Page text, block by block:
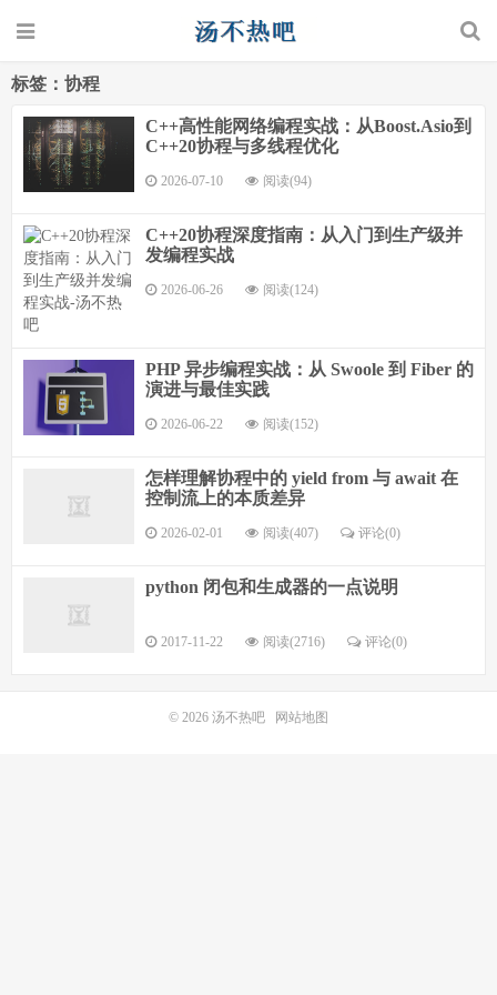
标签：协程
C++高性能网络编程实战：从Boost.Asio到
C++20协程与多线程优化
2026-07-10 阅读(94)
C++20协程深度指南：从入门到生产级并
发编程实战
2026-06-26 阅读(124)
PHP 异步编程实战：从 Swoole 到 Fiber 的
演进与最佳实践
2026-06-22 阅读(152)
怎样理解协程中的 yield from 与 await 在
控制流上的本质差异
2026-02-01 阅读(407) 评论(0)
python 闭包和生成器的一点说明
2017-11-22 阅读(2716) 评论(0)
© 2026 汤不热吧 网站地图